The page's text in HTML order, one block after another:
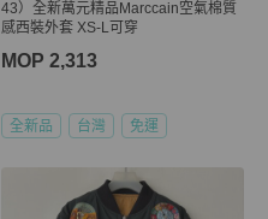
43）全新萬元精品Marccain空氣棉質
感西裝外套 XS-L可穿
MOP 2,313
全新品 台灣 免運